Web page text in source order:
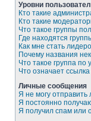
Уровни
Кто такие
Кто такие
Что такое группы
Где находятся
Как мне стать
Почему названия
Что такое группа по
Что означает
Личные сообщения
Я не могу
Я постоянно
Я получил спам или